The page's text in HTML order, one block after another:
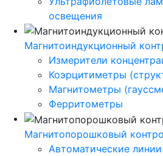
освещения
Магнитоиндукционный
Измерители
Коэрцитиметры
Магнитометры
Ферритометры
Магнитопорошковый
Автоматические